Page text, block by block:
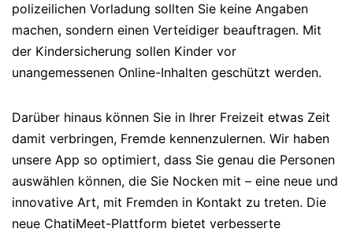
polizeilichen Vorladung sollten Sie keine Angaben
machen, sondern einen Verteidiger beauftragen. Mit
der Kindersicherung sollen Kinder vor
unangemessenen Online-Inhalten geschützt werden.
Darüber hinaus können Sie in Ihrer Freizeit etwas Zeit
damit verbringen, Fremde kennenzulernen. Wir haben
unsere App so optimiert, dass Sie genau die Personen
auswählen können, die Sie Nocken mit – eine neue und
innovative Art, mit Fremden in Kontakt zu treten. Die
neue ChatiMeet-Plattform bietet verbesserte